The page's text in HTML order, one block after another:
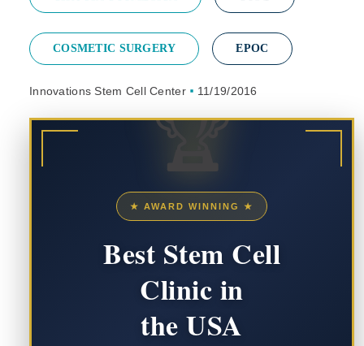
COSMETIC SURGERY EPOC
Innovations Stem Cell Center 11/19/2016
🏆
★ AWARD WINNING ★
Best Stem Cell
Clinic in
the USA